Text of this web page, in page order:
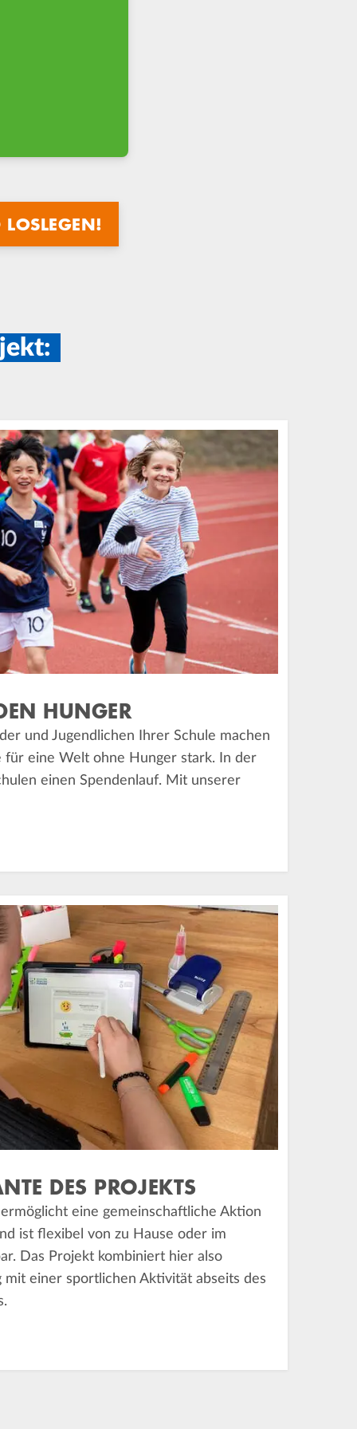
HUNGER
und Jugendlichen Ihrer Schule machen
für eine Welt ohne Hunger stark. In der
einen Spendenlauf. Mit unserer
DES PROJEKTS
eine gemeinschaftliche Aktion
ist flexibel von zu Hause oder im
Das Projekt kombiniert hier also
mit einer sportlichen Aktivität abseits des